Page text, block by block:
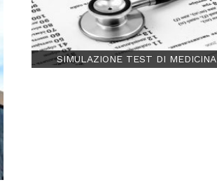
SIMULAZIONE TEST DI MEDICINA